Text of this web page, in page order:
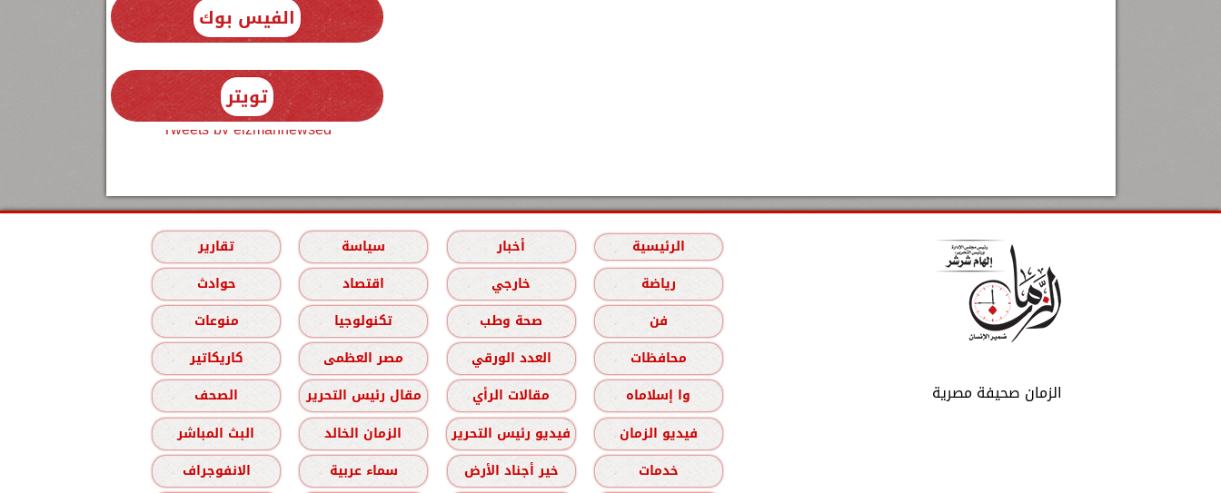
الفيس بوك
تويتر
Tweets by elzmannewseg
الزمان صحيفة مصرية
الرئيسية أخبار سياسة
تقارير
رياضة
خارجي اقتصاد
حوادث
فن
صحة وطب تكنولوجيا
منوعات
محافظات
العدد الورقي مصر العظمى
كاريكاتير
وا إسلاماه
مقالات الرأي مقال رئيس التحرير
الصحف
فيديو الزمان
فيديو رئيس التحرير الزمان الخالد
البث المباشر
خدمات
خير أجناد الأرض سماء عربية الانفوجراف